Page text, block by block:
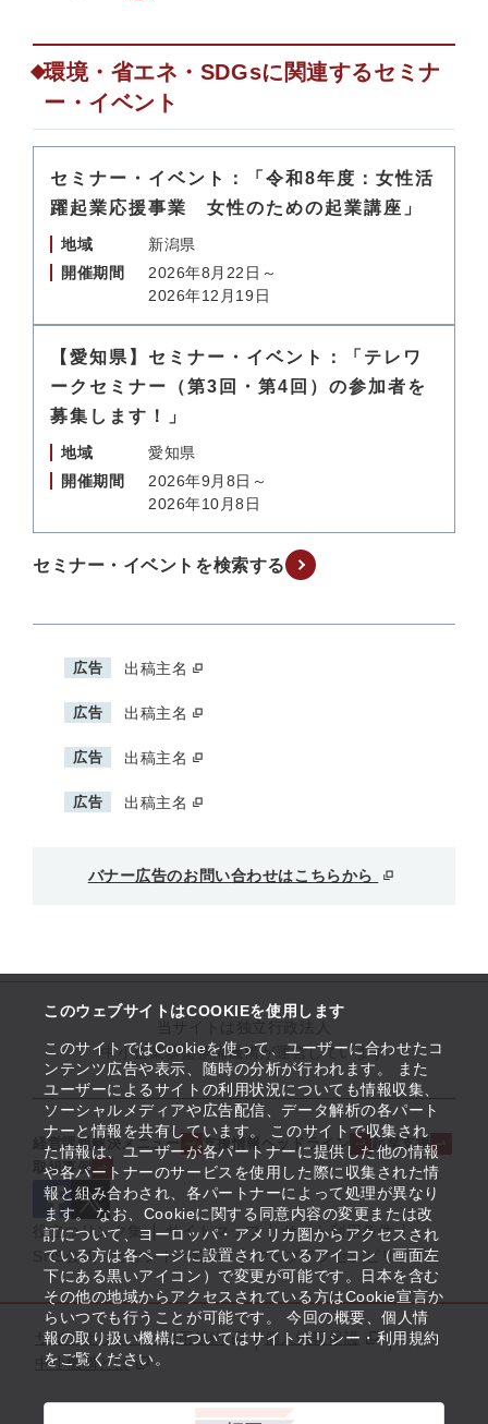
このウェブサイトはCOOKIEを使用します
このサイトではCookieを使って、ユーザーに合わせたコ
ンテンツ広告や表示、随時の分析が行われます。 また
ユーザーによるサイトの利用状況についても情報収集、
ソーシャルメディアや広告配信、データ解析の各パート
ナーと情報を共有しています。 このサイトで収集され
た情報は、ユーザーが各パートナーに提供した他の情報
や各パートナーのサービスを使用した際に収集された情
報と組み合わされ、各パートナーによって処理が異なり
ます。 なお、Cookieに関する同意内容の変更または改
訂について、ヨーロッパ・アメリカ圏からアクセスされ
ている方は各ページに設置されているアイコン（画面左
下にある黒いアイコン）で変更が可能です。日本を含む
その他の地域からアクセスされている方はCookie宣言か
らいつでも行うことが可能です。 今回の概要、個人情
報の取り扱い機構についてはサイトポリシー・利用規約
をご覧ください。
環境・省エネ・SDGsに関連するセミナ
ー・イベント
セミナー・イベント：「令和8年度：女性活
躍起業応援事業 女性のための起業講座」
地域
新潟県
開催期間
2026年8月22日～
2026年12月19日
【愛知県】セミナー・イベント：「テレワ
ークセミナー（第3回・第4回）の参加者を
募集します！」
地域
愛知県
開催期間
2026年9月8日～
2026年10月8日
セミナー・イベントを検索する
広告 出稿主名
広告 出稿主名
広告 出稿主名
広告 出稿主名
バナー広告のお問い合わせはこちらから
中小企業基盤整備機構が運営しています
経営課題解決メニュー 支援情報ヘッドライン
起業支援
取組事例
役立つリンク集 サイトマップ
サイト利用条件
SNS公式アカウント一覧
ウェブアクセシビリティ
サイトポリシー・利用規約
個人情報保護
中小機構とは